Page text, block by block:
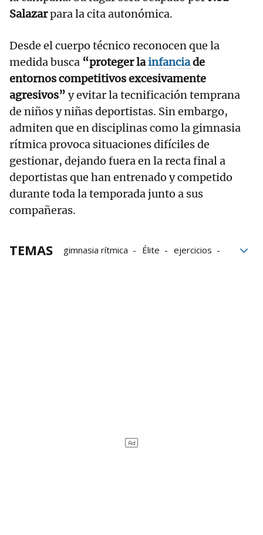
Salazarpara la cita autonómica.
Desde el cuerpo técnico reconocen que la
medida busca “proteger lainfanciade
entornos competitivos excesivamente
agresivos” y evitar la tecnificación temprana
de niños y niñas deportistas. Sin embargo,
admiten que en disciplinas como la gimnasia
rítmica provoca situaciones difíciles de
gestionar, dejando fuera en la recta final a
deportistas que han entrenado y competido
durante toda la temporada junto a sus
compañeras.
TEMAS gimnasia rítmica Élite
ejercicios